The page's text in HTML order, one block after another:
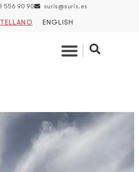
556 90 90 suris@suris.es
ENGLISH